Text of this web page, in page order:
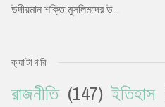
উদীয়মান শক্তি মুসলিমদের উ...
ক্যাটাগরি
রাজনীতি (147) ইতিহাস